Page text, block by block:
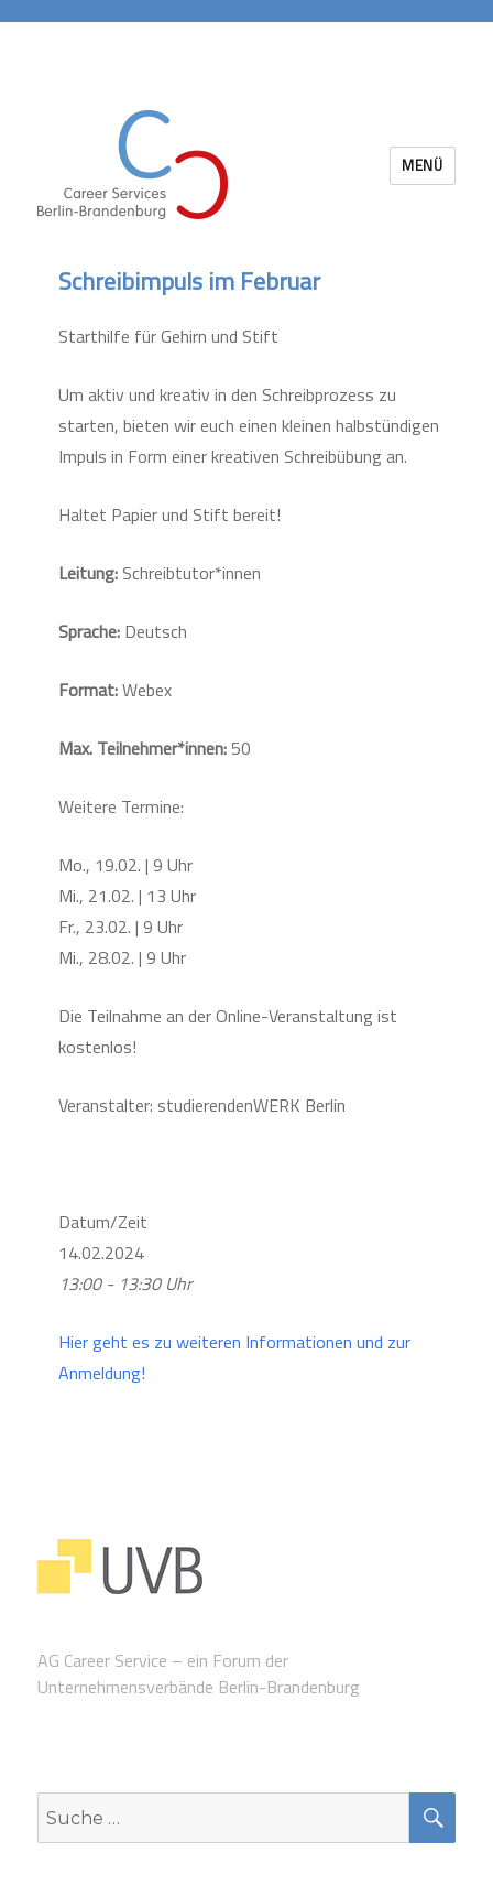
MENÜ
Schreibimpuls im Februar
Starthilfe für Gehirn und Stift
Um aktiv und kreativ in den Schreibprozess zu
starten, bieten wir euch einen kleinen halbstündigen
Impuls in Form einer kreativen Schreibübung an.
Haltet Papier und Stift bereit!
Leitung:Schreibtutor*innen
Sprache:Deutsch
Format:Webex
Max. Teilnehmer*innen:50
Weitere Termine:
Mo., 19.02. | 9 Uhr
Mi., 21.02. | 13 Uhr
Fr., 23.02. | 9 Uhr
Mi., 28.02. | 9 Uhr
Die Teilnahme an der Online-Veranstaltung ist
kostenlos!
Veranstalter: studierendenWERK Berlin
Datum/Zeit
14.02.2024
13:00 - 13:30 Uhr
Hier geht es zu weiteren Informationen und zur
Anmeldung!
AG Career Service – ein Forum der
Unternehmensverbände Berlin-Brandenburg
Suche
nach: